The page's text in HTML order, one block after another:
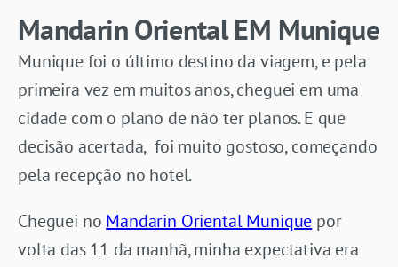
Mandarin Oriental EM Munique
Munique foi o último destino da viagem, e pela
primeira vez em muitos anos, cheguei em uma
cidade com o plano de não ter planos. E que
decisão acertada, foi muito gostoso, começando
pela recepção no hotel.
Cheguei no Mandarin Oriental Munique por
volta das 11 da manhã, minha expectativa era